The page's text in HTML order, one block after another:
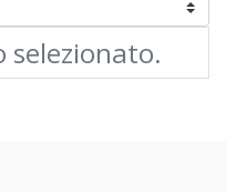
selezionato.